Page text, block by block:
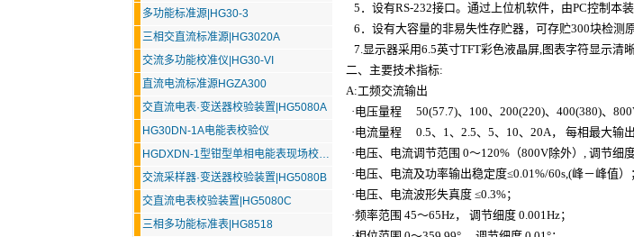
多功能标准源|HG30-3
三相交直流标准源|HG3020A
交流多功能校准仪|HG30-VI
直流电流标准源HGZA300
交直流电表·变送器校验装置|HG5080A
HG30DN-1A电能表校验仪
HGDXDN-1型钳型单相电能表现场校验仪
交流采样器·变送器校验装置|HG5080B
交直流电表校验装置|HG5080C
三相多功能标准表|HG8518
5．设有RS-232接口。通过上位机软件，由PC控制本
6．设有大容量的非易失性存贮器，可存贮300块检测
7.显示器采用6.5英寸TFT彩色液晶屏,图表字符显示清晰
二、主要技术指标:
A:工频交流输出
·电压量程 50(57.7)、100、200(220)、400(380)、
·电流量程 0.5、1、2.5、5、10、20A， 每相最大输出
·电压、电流调节范围 0～120%（800V除外）, 调节细
·电压、电流及功率输出稳定度≤0.01%/60s,(峰－峰值）
·电压、电流波形失真度 ≤0.3%；
·频率范围 45～65Hz， 调节细度 0.001Hz；